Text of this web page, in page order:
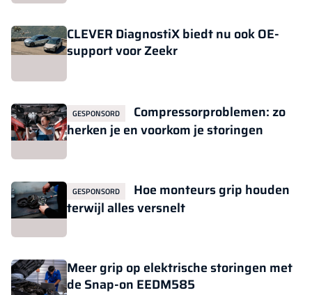
CLEVER DiagnostiX biedt nu ook OE-
support voor Zeekr
GESPONSORD
Compressorproblemen: zo
herken je en voorkom je storingen
GESPONSORD
Hoe monteurs grip houden
terwijl alles versnelt
Meer grip op elektrische storingen met
de Snap-on EEDM585